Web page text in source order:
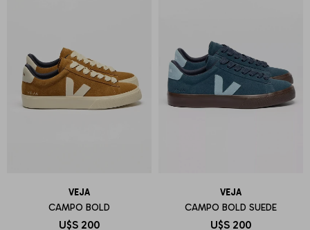
VEJA
CAMPO BOLD
U$S 200
VEJA
CAMPO BOLD SUEDE
U$S 200